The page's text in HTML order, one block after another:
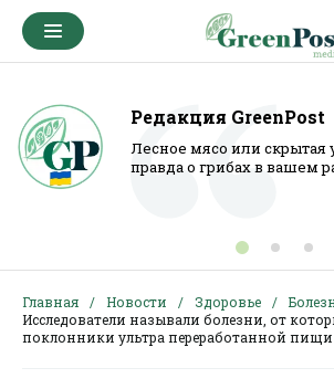
Редакция GreenPost
Лесное мясо или скрытая
правда о грибах в вашем
Главная Новости Здоровье
Исследователи называли болезни, от
поклонники ультра переработанной пищи